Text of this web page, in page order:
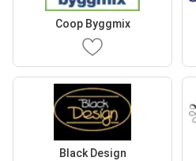
Coop Byggmix
Black Design